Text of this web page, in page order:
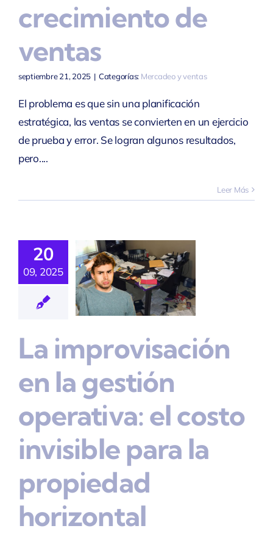
crecimiento de
ventas
septiembre 21, 2025 | Categorías: Mercadeo y ventas
El problema es que sin una planificación
estratégica, las ventas se convierten en un ejercicio
de prueba y error. Se logran algunos resultados,
pero....
Leer Más
20
09, 2025
La
La improvisación
en la gestión
operativa: el costo
invisible para la
propiedad
horizontal